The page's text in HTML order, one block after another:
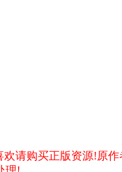
请购买正版资源!原